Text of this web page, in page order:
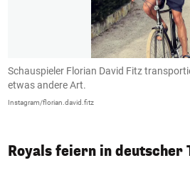
Schauspieler Florian David Fitz
etwas andere Art.
Instagram/florian.david.fitz
Royals feiern in deutscher